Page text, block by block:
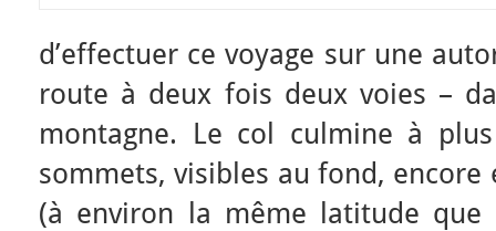
d’effectuer ce voyage sur une
route à deux fois deux voies –
montagne. Le col culmine à
sommets, visibles au fond, encore
(à environ la même latitude que